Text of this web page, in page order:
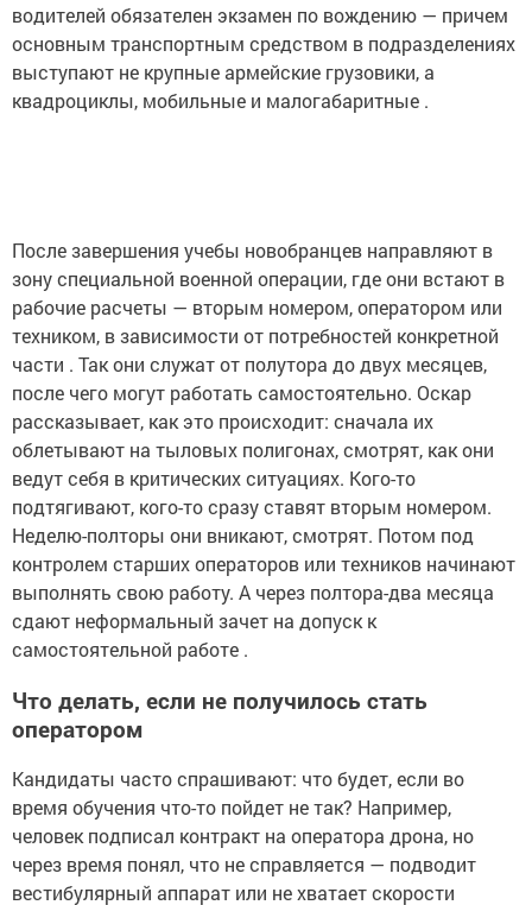
водителей обязателен экзамен по вождению — причем
основным транспортным средством в подразделениях
выступают не крупные армейские грузовики, а
квадроциклы, мобильные и малогабаритные .
После завершения учебы новобранцев направляют в
зону специальной военной операции, где они встают в
рабочие расчеты — вторым номером, оператором или
техником, в зависимости от потребностей конкретной
части . Так они служат от полутора до двух месяцев,
после чего могут работать самостоятельно. Оскар
рассказывает, как это происходит: сначала их
облетывают на тыловых полигонах, смотрят, как они
ведут себя в критических ситуациях. Кого-то
подтягивают, кого-то сразу ставят вторым номером.
Неделю-полторы они вникают, смотрят. Потом под
контролем старших операторов или техников начинают
выполнять свою работу. А через полтора-два месяца
сдают неформальный зачет на допуск к
самостоятельной работе .
Что делать, если не получилось стать
оператором
Кандидаты часто спрашивают: что будет, если во
время обучения что-то пойдет не так? Например,
человек подписал контракт на оператора дрона, но
через время понял, что не справляется — подводит
вестибулярный аппарат или не хватает скорости